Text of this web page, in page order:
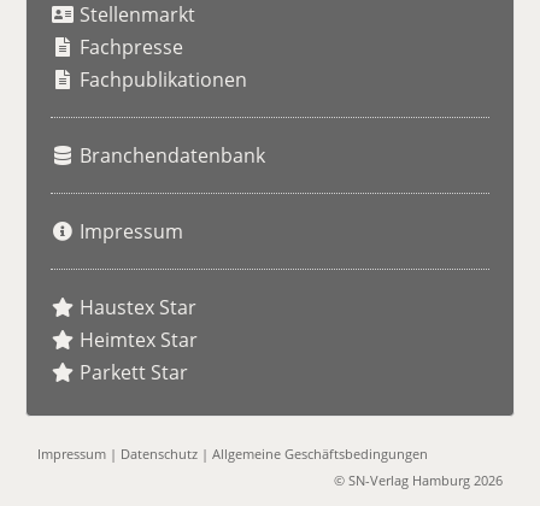
Stellenmarkt
Fachpresse
Fachpublikationen
Branchendatenbank
Impressum
Haustex Star
Heimtex Star
Parkett Star
Impressum | Datenschutz |Allgemeine Geschäftsbedingungen
© SN-Verlag Hamburg 2026